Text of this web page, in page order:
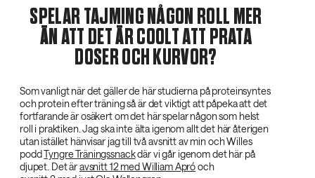
SPELAR TAJMING NÅGON ROLL MER
ÄN ATT DET ÄR COOLT ATT PRATA
DOSER OCH KURVOR?
Som vanligt när det gäller de här studierna på proteinsyntes
och protein efter träning så är det viktigt att påpeka att det
fortfarande är osäkert om det här spelar någon som helst
roll i praktiken. Jag ska inte älta igenom allt det här återigen
utan istället hänvisar jag till två avsnitt av min och Willes
poddTyngre Träningssnackdär vi går igenom det här på
djupet. Det äravsnitt 12 med William Apróoch